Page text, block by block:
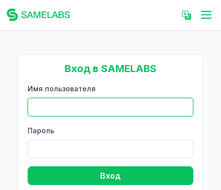
Вход в SAMELABS
Имя пользователя
Пароль
Вход